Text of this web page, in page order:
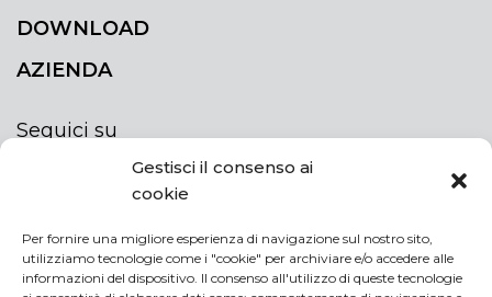
Gestisci il consenso ai
cookie
Per fornire una migliore esperienza di navigazione sul nostro sito,
utilizziamo tecnologie come i "cookie" per archiviare e/o accedere alle
informazioni del dispositivo. Il consenso all'utilizzo di queste tecnologie
DOWNLOAD
AZIENDA
Seguici su
ISCRIVITI ALLA NEWSLETTER